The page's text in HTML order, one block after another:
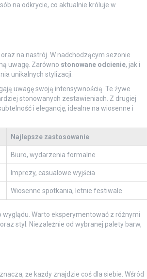
na odkrycie, co aktualnie króluje w
na nastrój. W nadchodzącym sezonie
uwagę. Zarówno stonowane odcienie, jak i
unikalnych stylizacji.
uwagę swoją intensywnością. Te żywe
stonowanych zestawieniach. Z drugiej
i elegancję, idealne na wiosenne i
Najlepsze zastosowanie
Biuro, wydarzenia formalne
Imprezy, casualowe wyjścia
Wiosenne spotkania, letnie festiwale
Warto eksperymentować z różnymi
styl. Niezależnie od wybranej palety barw,
że każdy znajdzie coś dla siebie. Wśród